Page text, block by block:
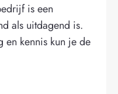
is een
als uitdagend is.
kennis kun je de